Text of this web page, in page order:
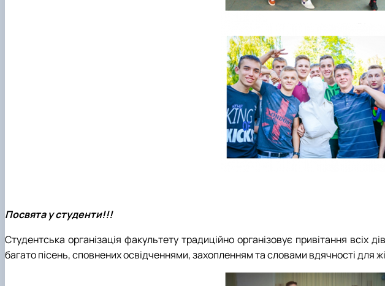
Посвята у студенти!!!
Студентська організація факультету традиційно організовує привітання
багато пісень, сповнених освідченнями, захопленням та словами вдячності для